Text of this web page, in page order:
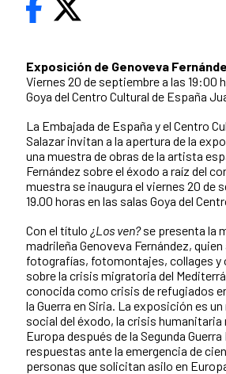
Exposición de Genoveva
Viernes 20 de septiembre a las 19:00
Goya del Centro Cultural de España
La Embajada de España y el Centro
Salazar invitan a la apertura de la
una muestra de obras de la artista
Fernández sobre el éxodo a raíz del
muestra se inaugura el viernes 20 de
19.00 horas en las salas Goya del
Con el título ¿Los ven?se presenta la
madrileña Genoveva Fernández,
fotografías, fotomontajes, collages y
sobre la crisis migratoria del
conocida como crisis de refugiados
la Guerra en Siria. La exposición es
social del éxodo, la crisis humanitaria
Europa después de la Segunda
respuestas ante la emergencia de
personas que solicitan asilo en